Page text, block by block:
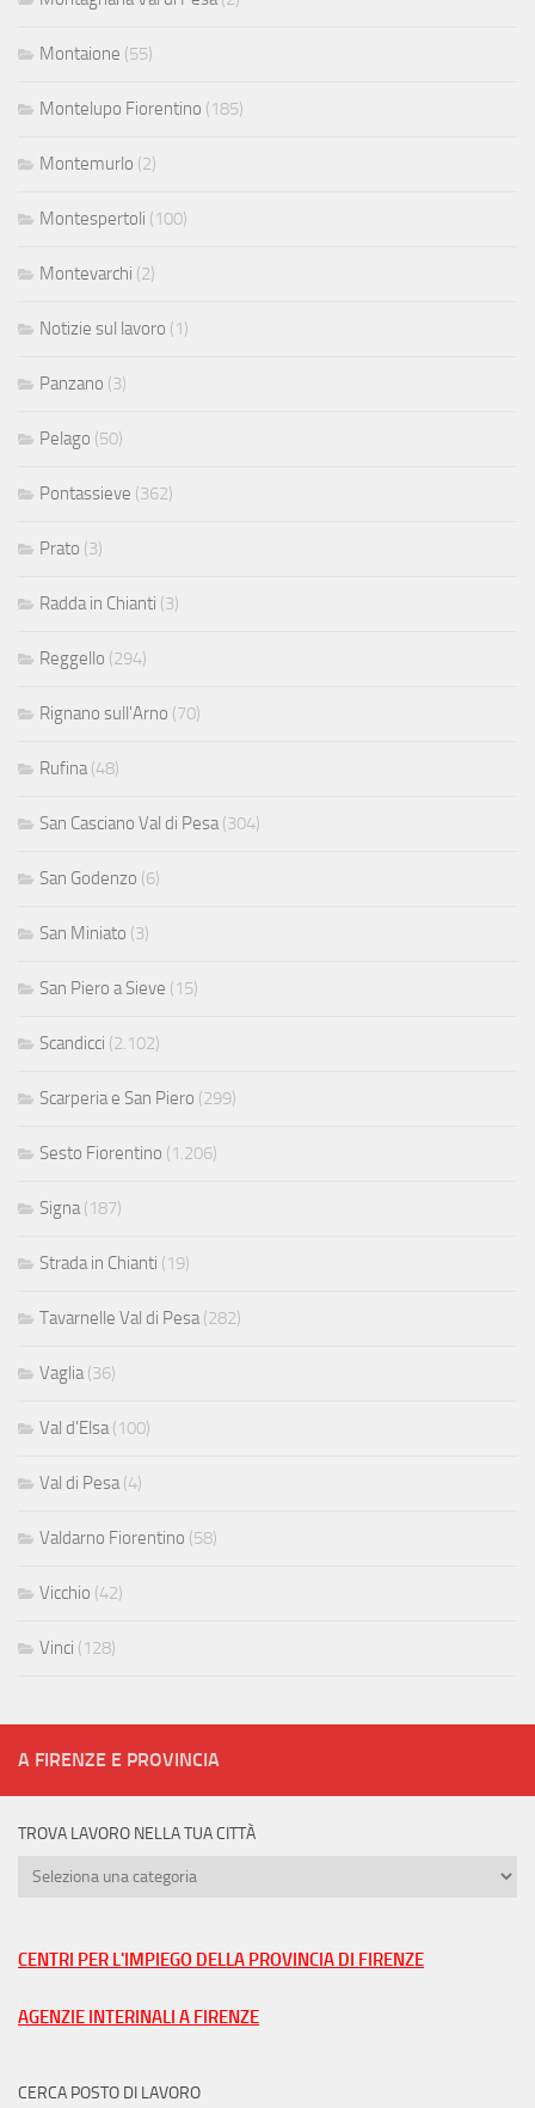
Montaione (55)
Montelupo Fiorentino (185)
Montemurlo (2)
Montespertoli (100)
Montevarchi (2)
Notizie sul lavoro (1)
Panzano (3)
Pelago (50)
Pontassieve (362)
Prato (3)
Radda in Chianti (3)
Reggello (294)
Rignano sull'Arno (70)
Rufina(48)
San Casciano Val di Pesa(304)
San Godenzo (6)
San Miniato (3)
San Piero a Sieve (15)
Scandicci (2.102)
Scarperia e San Piero (299)
Sesto Fiorentino (1.206)
Signa(187)
Strada in Chianti (19)
Tavarnelle Val di Pesa(282)
Vaglia(36)
Val d'Elsa(100)
Val di Pesa(4)
Valdarno Fiorentino (58)
Vicchio (42)
Vinci (128)
A FIRENZE E PROVINCIA
TROVA LAVORO NELLA TUA CITTÀ
Trova
tua
CENTRI PER L'IMPIEGO DELLA PROVINCIA DI FIRENZE
AGENZIE INTERINALI A FIRENZE
CERCA POSTO DI LAVORO